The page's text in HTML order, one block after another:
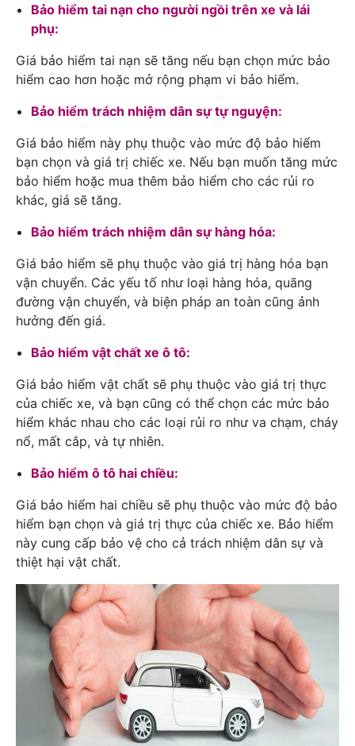
Bảo hiểm tai nạn cho người ngồi trên xe và lái
phụ:
Giá bảo hiểm tai nạn sẽ tăng nếu bạn chọn mức bảo
hiểm cao hơn hoặc mở rộng phạm vi bảo hiểm.
Bảo hiểm trách nhiệm dân sự tự nguyện:
Giá bảo hiểm này phụ thuộc vào mức độ bảo hiểm
bạn chọn và giá trị chiếc xe. Nếu bạn muốn tăng mức
bảo hiểm hoặc mua thêm bảo hiểm cho các rủi ro
khác, giá sẽ tăng.
Bảo hiểm trách nhiệm dân sự hàng hóa:
Giá bảo hiểm sẽ phụ thuộc vào giá trị hàng hóa bạn
vận chuyển. Các yếu tố như loại hàng hóa, quãng
đường vận chuyển, và biện pháp an toàn cũng ảnh
hưởng đến giá.
Bảo hiểm vật chất xe ô tô:
Giá bảo hiểm vật chất sẽ phụ thuộc vào giá trị thực
của chiếc xe, và bạn cũng có thể chọn các mức bảo
hiểm khác nhau cho các loại rủi ro như va chạm, cháy
nổ, mất cắp, và tự nhiên.
Bảo hiểm ô tô hai chiều:
Giá bảo hiểm hai chiều sẽ phụ thuộc vào mức độ bảo
hiểm bạn chọn và giá trị thực của chiếc xe. Bảo hiểm
này cung cấp bảo vệ cho cả trách nhiệm dân sự và
thiệt hại vật chất.